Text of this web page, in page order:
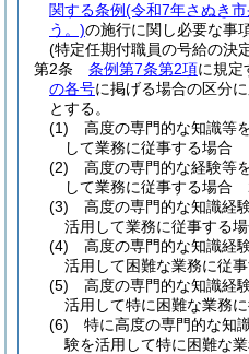
関する条例(令和7年さぬき
う。)の施行に関し必要な事
(特定任期付職員の号給の決
第2条
条例第7条第2項に規定
の各号に掲げる場合の区分に
とする。
(1)
高度の専門的な知識等
して業務に従事する場合
(2)
高度の専門的な経験等
して業務に従事する場合
(3)
高度の専門的な知識経
活用して業務に従事する
(4)
高度の専門的な知識経
活用して困難な業務に従
(5)
高度の専門的な知識経
活用して特に困難な業務
(6)
特に高度の専門的な知
験を活用して特に困難な